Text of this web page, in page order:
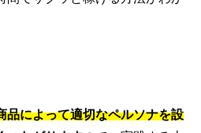
品によって適切なペルソナを設